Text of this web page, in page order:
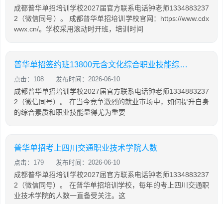
成都普华单招培训学校2027届官方联系电话钟老师1334883237
2（微信同号）。 成都普华单招培训学校官网：https://www.cdx
wwx.cn/。学校采用滚动时开班，培训时间
普华单招签约班13800元含文化综合职业技能综合培训
点击：108 发布时间：2026-06-10
成都普华单招培训学校2027届官方联系电话钟老师1334883237
2（微信同号）。 在当今竞争激烈的就业市场中，如何提升自身
的综合素质和职业技能显得尤为重要
普华单招考上四川交通职业技术学院人数
点击：179 发布时间：2026-06-10
成都普华单招培训学校2027届官方联系电话钟老师1334883237
2（微信同号）。 在普华单招培训学校，每年的考上四川交通职
业技术学院的人数一直备受关注。这